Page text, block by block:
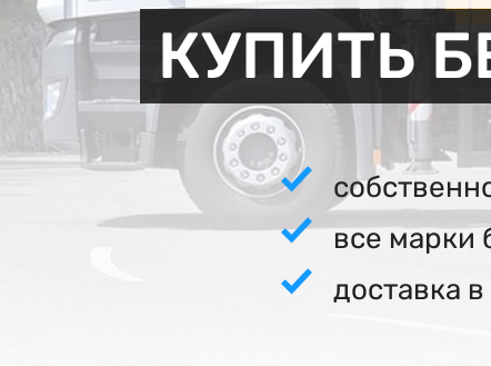
КУПИТЬ
все марки
доставка